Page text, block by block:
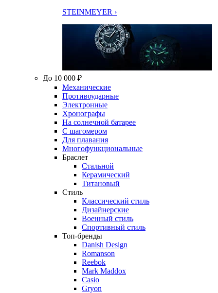
STEINMEYER ›
До 10 000 ₽
Механические
Противоударные
Электронные
Хронографы
На солнечной батарее
С шагомером
Для плавания
Многофункциональные
Браслет
Стальной
Керамический
Титановый
Стиль
Классический стиль
Дизайнерские
Военный стиль
Спортивный стиль
Топ-бренды
Danish Design
Romanson
Reebok
Mark Maddox
Casio
Gryon